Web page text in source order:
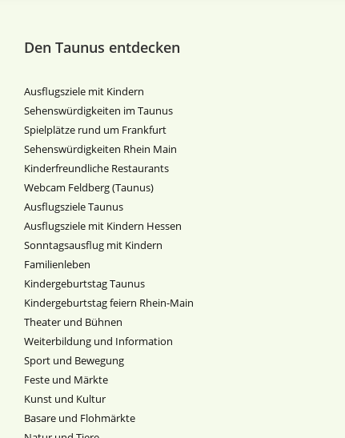
Den Taunus entdecken
Ausflugsziele mit Kindern
Sehenswürdigkeiten im Taunus
Spielplätze rund um Frankfurt
Sehenswürdigkeiten Rhein Main
Kinderfreundliche Restaurants
Webcam Feldberg (Taunus)
Ausflugsziele Taunus
Ausflugsziele mit Kindern Hessen
Sonntagsausflug mit Kindern
Familienleben
Kindergeburtstag Taunus
Kindergeburtstag feiern Rhein-Main
Theater und Bühnen
Weiterbildung und Information
Sport und Bewegung
Feste und Märkte
Kunst und Kultur
Basare und Flohmärkte